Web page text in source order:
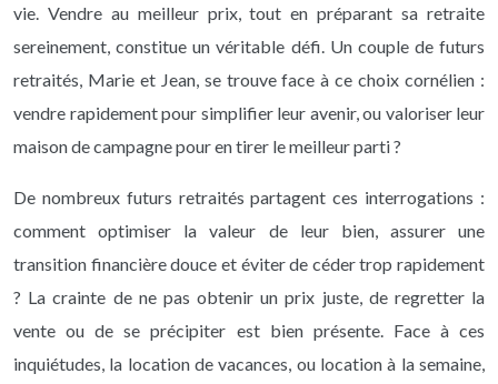
vie. Vendre au meilleur prix, tout en préparant sa retraite
sereinement, constitue un véritable défi. Un couple de futurs
retraités, Marie et Jean, se trouve face à ce choix cornélien :
vendre rapidement pour simplifier leur avenir, ou valoriser leur
maison de campagne pour en tirer le meilleur parti ?
De nombreux futurs retraités partagent ces interrogations :
comment optimiser la valeur de leur bien, assurer une
transition financière douce et éviter de céder trop rapidement
? La crainte de ne pas obtenir un prix juste, de regretter la
vente ou de se précipiter est bien présente. Face à ces
inquiétudes, la location de vacances, ou location à la semaine,